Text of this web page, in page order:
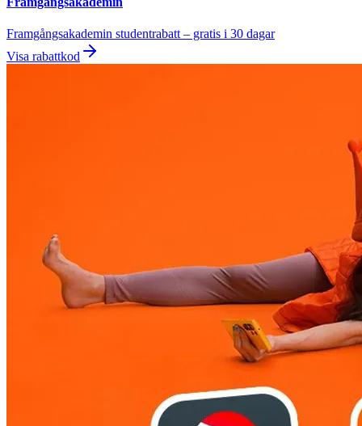
Framgångsakademin studentrabatt – gratis i 30 dagar
Visa rabattkod